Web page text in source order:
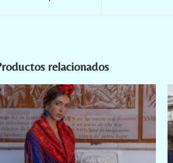
relacionados